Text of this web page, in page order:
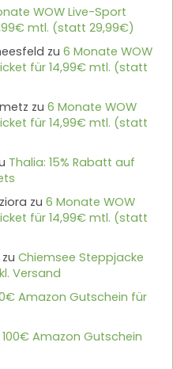
WOW Live-Sport
mtl. (statt 29,99€)
zu 6 Monate WOW
für 14,99€ mtl. (statt
zu 6 Monate WOW
für 14,99€ mtl. (statt
Thalia: 15% Rabatt auf
zu 6 Monate WOW
für 14,99€ mtl. (statt
zu Chiemsee Steppjacke
Versand
Amazon Gutschein für
100€ Amazon Gutschein